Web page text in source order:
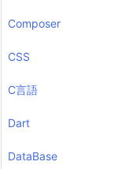
Composer
CSS
C言語
Dart
DataBase